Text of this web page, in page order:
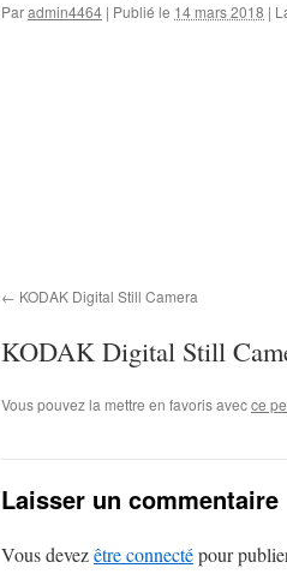
Paradmin4464 | Publié le 14 mars 2018 |
KODAK Digital Still Camera
KODAK Digital Still
Vous pouvez la mettre en favoris avecce
Laisser un commentaire
Vous devezêtre connectépour